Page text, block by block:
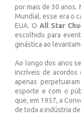
por mais de 30 anos.
Mundial, esse era o
EUA. O All Star
escolhido para
ginástica ao
Ao longo dos anos
incríveis de acordos
apenas
esporte e com o
que, em 1957, a
de toda a indústria